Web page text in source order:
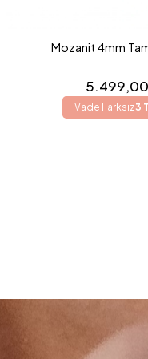
Mozanit 4mm
Vade Farksız3